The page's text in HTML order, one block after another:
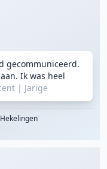
gecommuniceerd.
Ik was heel
| Jarige
Hekelingen